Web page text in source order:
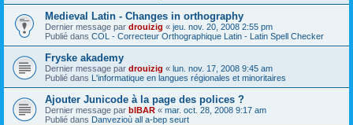
Medieval Latin - Changes in orthography
Dernier message par drouizig « jeu. nov. 20, 2008 2:55 pm
Publié dans COL - Correcteur Orthographique Latin - Latin Spell Checker
Fryske akademy
Dernier message par drouizig « lun. nov. 17, 2008 9:45 am
Publié dans L'informatique en langues régionales et minoritaires
Ajouter Junicode à la page des polices ?
Dernier message par bIBAR « mar. oct. 28, 2008 9:17 am
Publié dans Danvezioù all a-bep seurt